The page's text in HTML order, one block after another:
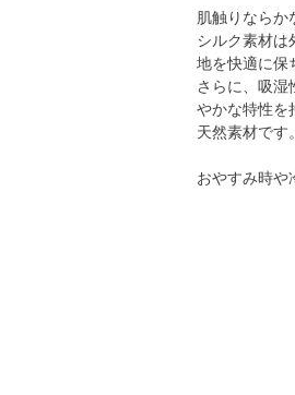
肌触りならか
シルク素材は
地を快適に保
さらに、吸湿
やかな特性を
天然素材です。
おやすみ時や